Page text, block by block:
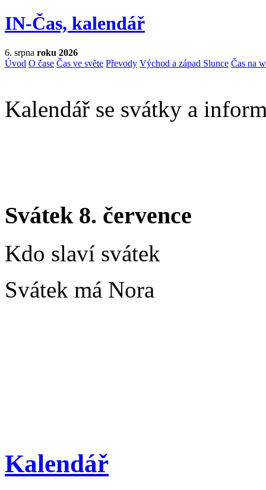
IN-Čas, kalendář
6. srpna roku 2026
Úvod O čase Čas ve světe Převody Východ a západ Slunce Čas na
Kalendář se svátky a
Svátek 8. července
Kdo slaví svátek
Svátek má Nora
Kalendář